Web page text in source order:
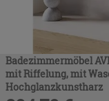
Badezimmermöbel
mit Riffelung, mit
Hochglanzkunstharz